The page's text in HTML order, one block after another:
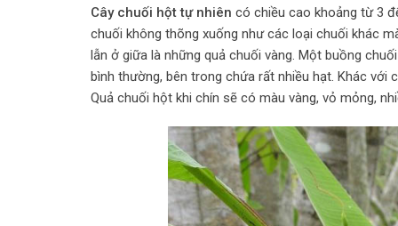
Cây chuối hột tự nhiên có chiều cao khoảng từ 3
chuối không thõng xuống như các loại chuối khác
lẫn ở giữa là những quả chuối vàng. Một buồng
bình thường, bên trong chứa rất nhiều hạt. Khác
Quả chuối hột khi chín sẽ có màu vàng, vỏ mỏng,